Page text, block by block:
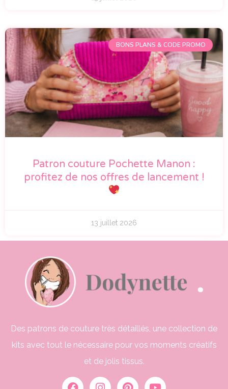
BONS PLANS & CODE PROMO
Patron couture Pochette Manon :
profitez de nos offres de lancement !
13 juillet 2026
Des patrons de couture très détaillés, une collection de
kits avec tout le nécessaire pour vos moments créatifs
et de jolis tissus.